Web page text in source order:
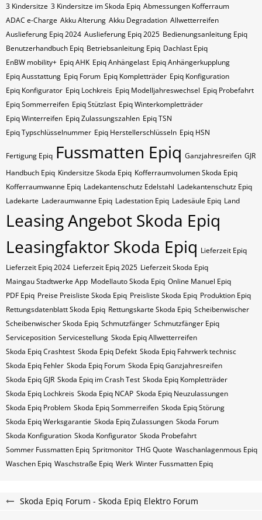
3 Kindersitze 3 Kindersitze im Skoda Epiq Abmessungen Kofferraum
ADAC e-Charge Akku Alterung Akku Degradation Allwetterreifen
Auslieferung Epiq 2024 Auslieferung Epiq 2025 Bedienungsanleitung Epiq
Benutzerhandbuch Epiq Betriebsanleitung Epiq Dachlast Epiq
EnBW mobility+ Epiq AHK Epiq Anhängelast Epiq Anhängerkupplung
Epiq Ausstattung Epiq Forum Epiq Kompletträder Epiq Konfiguration
Epiq Konfigurator Epiq Lochkreis Epiq Modelljahreswechsel Epiq Probefahrt
Epiq Sommerreifen Epiq Stützlast Epiq Winterkompletträder
Epiq Winterreifen Epiq Zulassungszahlen Epiq​​​​ TSN
Epiq​​​​ Typschlüsselnummer Epiq​​​​​ Herstellerschlüsseln Epiq​​​​​ HSN
Fertigung Epiq Fussmatten Epiq Ganzjahresreifen GJR
Handbuch Epiq Kindersitze Skoda Epiq Kofferraumvolumen Skoda Epiq
Kofferraumwanne Epiq Ladekantenschutz Edelstahl Ladekantenschutz Epiq
Ladekarte Laderaumwanne Epiq Ladestation Epiq Ladesäule Epiq Land
Leasing Angebot Skoda Epiq
Leasingfaktor Skoda Epiq Lieferzeit Epiq
Lieferzeit Epiq 2024 Lieferzeit Epiq 2025 Lieferzeit Skoda Epiq
Maingau Stadtwerke App Modellauto Skoda Epiq Online Manuel Epiq
PDF Epiq Preise Preisliste Skoda Epiq Preisliste Skoda Epiq Produktion Epiq
Rettungsdatenblatt Skoda Epiq Rettungskarte Skoda Epiq Scheibenwischer
Scheibenwischer Skoda​ Epiq Schmutzfänger Schmutzfänger Epiq
Serviceposition Servicestellung Skoda Epiq Allwetterreifen
Skoda Epiq Crashtest Skoda Epiq Defekt Skoda Epiq Fahrwerk technisc
Skoda Epiq Fehler Skoda Epiq Forum Skoda Epiq Ganzjahresreifen
Skoda Epiq GJR Skoda Epiq im Crash Test Skoda Epiq Kompletträder
Skoda Epiq Lochkreis Skoda Epiq NCAP Skoda Epiq Neuzulassungen
Skoda Epiq Problem Skoda Epiq Sommerreifen Skoda Epiq Störung
Skoda Epiq Werksgarantie Skoda Epiq Zulassungen Skoda Forum
Skoda Konfiguration Skoda Konfigurator Skoda Probefahrt
Sommer Fussmatten Epiq Spritmonitor THG Quote Waschanlagenmous Epiq
Waschen Epiq Waschstraße Epiq Werk Winter Fussmatten Epiq
Skoda Epiq Forum - Skoda Epiq Elektro Forum